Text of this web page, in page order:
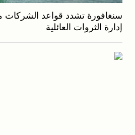
سنغافورة تشدد قواعد الشركات
إدارة الثروات العائلية